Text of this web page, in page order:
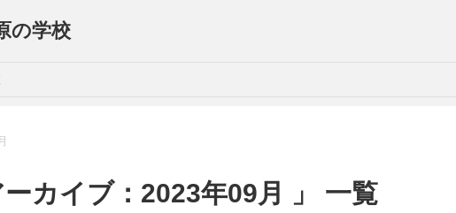
の学校
ーカイブ：2023年09月 」 一覧